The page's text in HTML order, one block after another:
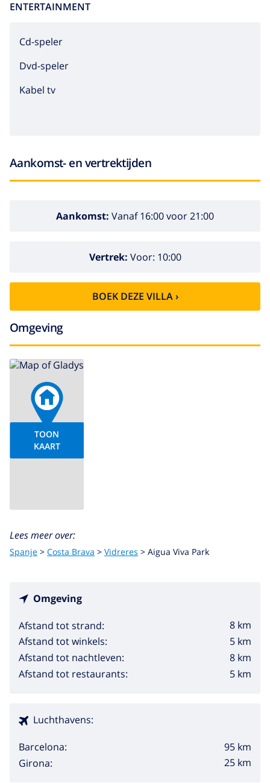
ENTERTAINMENT
cd-speler
dvd-speler
Kabel tv
Aankomst- en vertrektijden
Aankomst: Vanaf 16:00 voor 21:00
Vertrek: Voor: 10:00
BOEK DEZE VILLA ›
Omgeving
TOON
KAART
Lees meer over:
Spanje > Costa Brava > Vidreres > Aigua Viva Park
Omgeving
Afstand tot strand:
8 km
Afstand tot winkels:
5 km
Afstand tot nachtleven:
8 km
Afstand tot restaurants:
5 km
Luchthavens:
Barcelona:
95 km
Girona:
25 km